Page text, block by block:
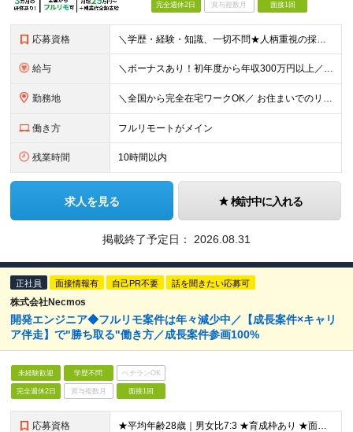
完全週休2日 賞与複数月 面接1回
応募資格 ＼学歴・経験・知識、一切不問★人柄重視の採用です！／ 「手に職をつけて、長く安定した働き方がしたい」 そんな方がゼロからスタートし、 成長して目標を実現するためのサポートをします！ ■学歴不問
給与 ＼ボーナスあり！初年度から年収300万円以上／ ■月給25万円～35万円＋残業代全額支給＋各種手当＋賞与年1回 ◎経験・年齢・スキルなどを考慮し、できるだけ優遇します ◎試用期間中(3カ月)は契約社
勤務地 ＼全国から完全在宅ワークOK／ お住まいでのリモートワーク、または首都圏（東京・神奈川・埼玉・千葉）・大阪のプロジェクト先での勤務となります。 ★転勤はありません ★現在は80％以上が在宅勤務となっ
働き方 フルリモートがメイン
残業時間 10時間以内
求人を見る 検討中に入れる
掲載終了予定日： 2026.08.31
正社員 面接情報有 自己PR不要 話を聞きたい応募可
株式会社Necmos
開発エンジニア◆フルリモ案件は年々減少中／【成長案件×キャリ
ア伴走】で"勝ち取る"働き方／成長案件参画100%
未経験歓迎 学歴不問 ベテランOK
完全週休2日 賞与複数月 面接1回
応募資格 ★平均年齢28歳｜男女比7:3 ★育成枠あり ★面接1回スピード選考 ★20代～30代活躍中 ★学歴不問 【応募条件】 ◎経験者 何らかの開発・設計構築の経験をお持ちの方 └言語・業界・ジャンル不問